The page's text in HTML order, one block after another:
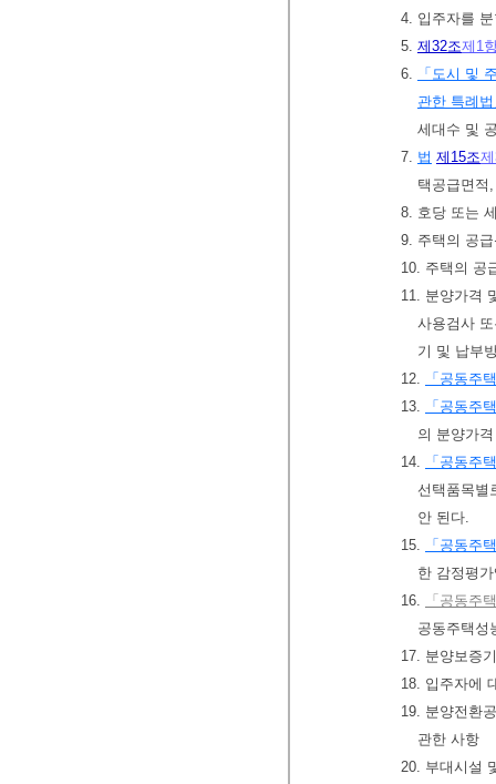
4. 입주자를
5. 제32조제1
6.
「도시 및
관한 특례
세대수 및
7. 법 제15조
택공급면적
8. 호당 또는
9. 주택의 공
10. 주택의 공
11. 분양가격
사용검사
기 및 납부
12.
「공동주
13.
「공동주
의 분양가격
14.
「공동주
선택품목별
안 된다.
15.
「공동주
한 감정평
16.
「공동주
공동주택성
17. 분양보증
18. 입주자에
19. 분양전환
관한 사항
20. 부대시설